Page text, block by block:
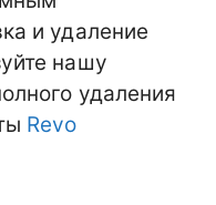
и удаление
нашу
удаления
Revo